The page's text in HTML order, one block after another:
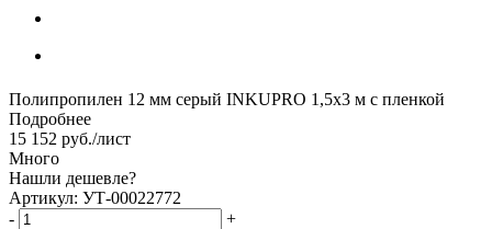
Полипропилен 12 мм серый INKUPRO 1,5х3 м с пленкой
Подробнее
15 152 руб./лист
Много
Нашли дешевле?
Артикул: УТ-00022772
-
+